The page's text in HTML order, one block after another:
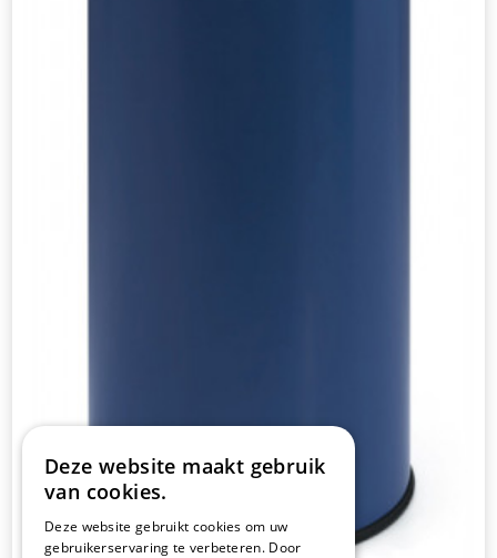
Deze website maakt gebruik
van cookies.
Deze website gebruikt cookies om uw
gebruikerservaring te verbeteren. Door